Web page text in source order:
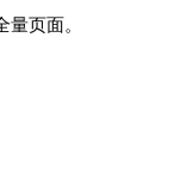
页面。